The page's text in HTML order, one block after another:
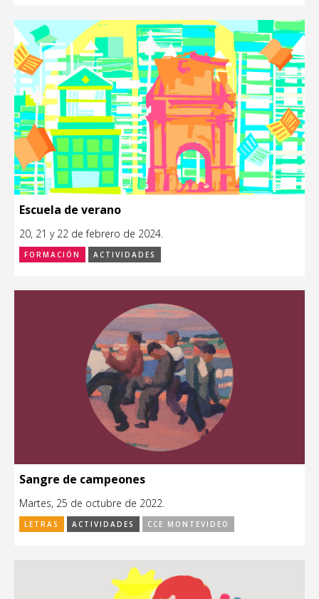
Escuela de verano
20, 21 y 22 de febrero de 2024.
FORMACIÓN ACTIVIDADES
Sangre de campeones
Martes, 25 de octubre de 2022.
LETRAS ACTIVIDADES CCE MONTEVIDEO